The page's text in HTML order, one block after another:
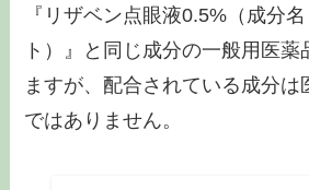
『リザベン点眼液0.5%（成分
ト）』と同じ成分の一般用医
ますが、配合されている成分は
ではありません。